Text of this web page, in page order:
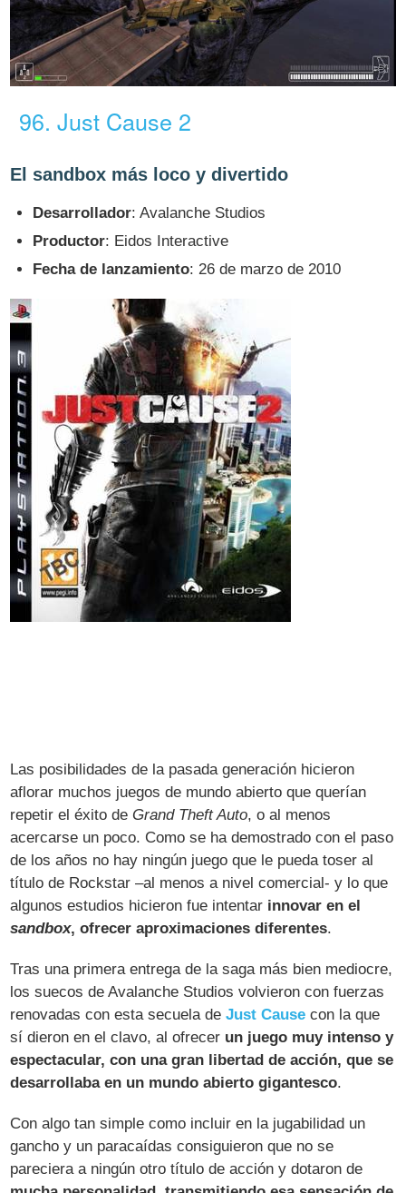
96. Just Cause 2
El sandbox más loco y divertido
Desarrollador: Avalanche Studios
Productor: Eidos Interactive
Fecha de lanzamiento: 26 de marzo de 2010
Las posibilidades de la pasada generación hicieron
aflorar muchos juegos de mundo abierto que querían
repetir el éxito deGrand Theft Auto, o al menos
acercarse un poco. Como se ha demostrado con el paso
de los años no hay ningún juego que le pueda toser al
título de Rockstar –al menos a nivel comercial- y lo que
algunos estudios hicieron fue intentar innovar en el
sandbox, ofrecer aproximaciones diferentes.
Tras una primera entrega de la saga más bien mediocre,
los suecos de Avalanche Studios volvieron con fuerzas
renovadas con esta secuela deJust Cause con la que
sí dieron en el clavo, al ofrecer un juego muy intenso y
espectacular, con una gran libertad de acción, que se
desarrollaba en un mundo abierto gigantesco.
Con algo tan simple como incluir en la jugabilidad un
gancho y un paracaídas consiguieron que no se
pareciera a ningún otro título de acción y dotaron de